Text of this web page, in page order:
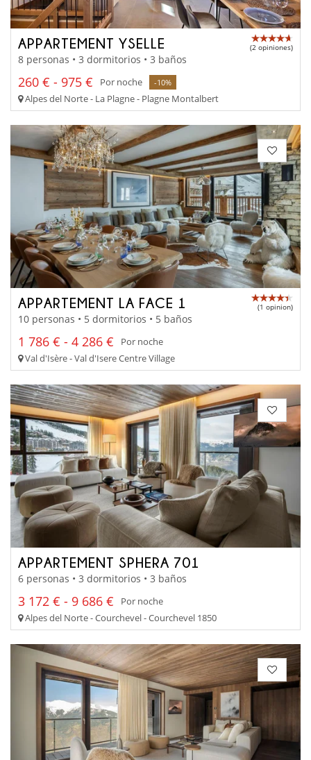
APPARTEMENT YSELLE (2 opiniones)
8 personas • 3 dormitorios • 3 baños
260 € - 975 € Por noche -10%
Alpes del Norte - La Plagne - Plagne Montalbert
APPARTEMENT LA FACE 1 (1 opinion)
10 personas • 5 dormitorios • 5 baños
1 786 € - 4 286 €
Por noche
Val d'Isère - Val d'Isere Centre Village
APPARTEMENT SPHERA 701
6 personas • 3 dormitorios • 3 baños
3 172 € - 9 686 €
Por noche
Alpes del Norte - Courchevel - Courchevel 1850